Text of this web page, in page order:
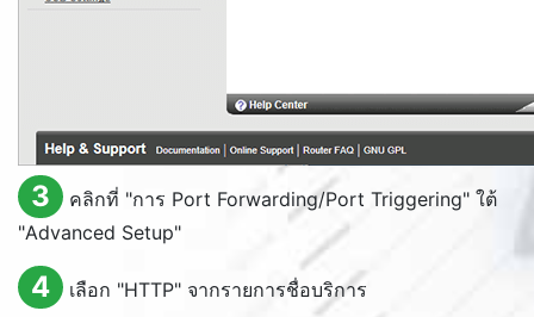
3 คลิกที่ "การ Port Forwarding/Port Triggering" ใต้
"Advanced Setup"
4 เลือก "HTTP" จากรายการชื่อบริการ